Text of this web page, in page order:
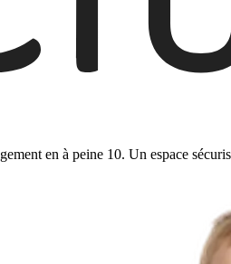
en à peine 10. Un espace